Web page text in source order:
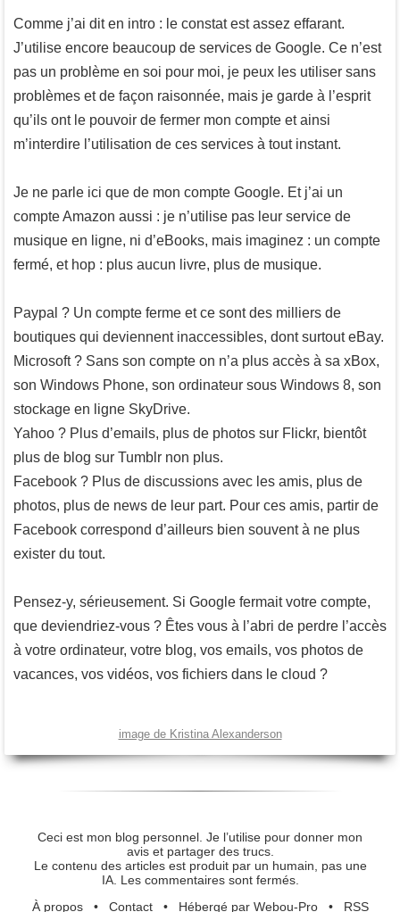
Comme j’ai dit en intro : le constat est assez effarant.
J’utilise encore beaucoup de services de Google. Ce n’est
pas un problème en soi pour moi, je peux les utiliser sans
problèmes et de façon raisonnée, mais je garde à l’esprit
qu’ils ont le pouvoir de fermer mon compte et ainsi
m’interdire l’utilisation de ces services à tout instant.
Je ne parle ici que de mon compte Google. Et j’ai un
compte Amazon aussi : je n’utilise pas leur service de
musique en ligne, ni d’eBooks, mais imaginez : un compte
fermé, et hop : plus aucun livre, plus de musique.
Paypal ? Un compte ferme et ce sont des milliers de
boutiques qui deviennent inaccessibles, dont surtout eBay.
Microsoft ? Sans son compte on n’a plus accès à sa xBox,
son Windows Phone, son ordinateur sous Windows 8, son
stockage en ligne SkyDrive.
Yahoo ? Plus d’emails, plus de photos sur Flickr, bientôt
plus de blog sur Tumblr non plus.
Facebook ? Plus de discussions avec les amis, plus de
photos, plus de news de leur part. Pour ces amis, partir de
Facebook correspond d’ailleurs bien souvent à ne plus
exister du tout.
Pensez-y, sérieusement. Si Google fermait votre compte,
que deviendriez-vous ? Êtes vous à l’abri de perdre l’accès
à votre ordinateur, votre blog, vos emails, vos photos de
vacances, vos vidéos, vos fichiers dans le cloud ?
image de Kristina Alexanderson
Ceci est mon blog personnel. Je l’utilise pour donner mon
avis et partager des trucs.
Le contenu des articles est produit par un humain, pas une
IA. Les commentaires sont fermés.
À propos• Contact• Hébergé par Webou-Pro• RSS